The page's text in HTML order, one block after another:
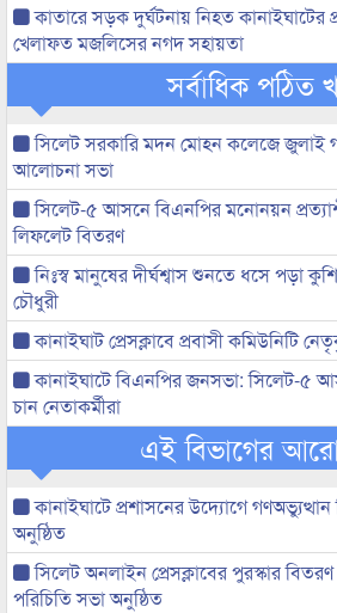
কাতারে সড়ক দুর্ঘটনায় নিহত কানাইঘাটের
খেলাফত মজলিসের নগদ সহায়তা
সর্বাধিক পঠিত
সিলেট সরকারি মদন মোহন কলেজে জুলাই
আলোচনা সভা
সিলেট-৫ আসনে বিএনপির মনোনয়ন
লিফলেট বিতরণ
নিঃস্ব মানুষের দীর্ঘশ্বাস শুনতে ধসে পড়া
চৌধুরী
কানাইঘাট প্রেসক্লাবে প্রবাসী কমিউনিটি
কানাইঘাটে বিএনপির জনসভা: সিলেট-৫
চান নেতাকর্মীরা
এই বিভাগের
কানাইঘাটে প্রশাসনের উদ্যোগে
অনুষ্ঠিত
সিলেট অনলাইন প্রেসক্লাবের পুরস্কার
পরিচিতি সভা অনুষ্ঠিত